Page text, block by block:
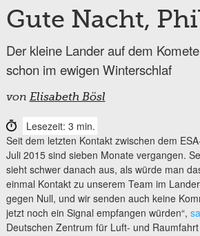
Gute Nacht,
Der kleine Lander auf dem
schon im ewigen Winterschlaf
von Elisabeth Bösl
Lesezeit: 3 min.
Seit dem letzten Kontakt zwischen dem
Juli 2015 sind sieben Monate vergangen.
sieht schwer danach aus, als würde man
einmal Kontakt zu unserem Team im
gegen Null, und wir senden auch keine
jetzt noch ein Signal empfangen würden“,
Deutschen Zentrum für Luft- und